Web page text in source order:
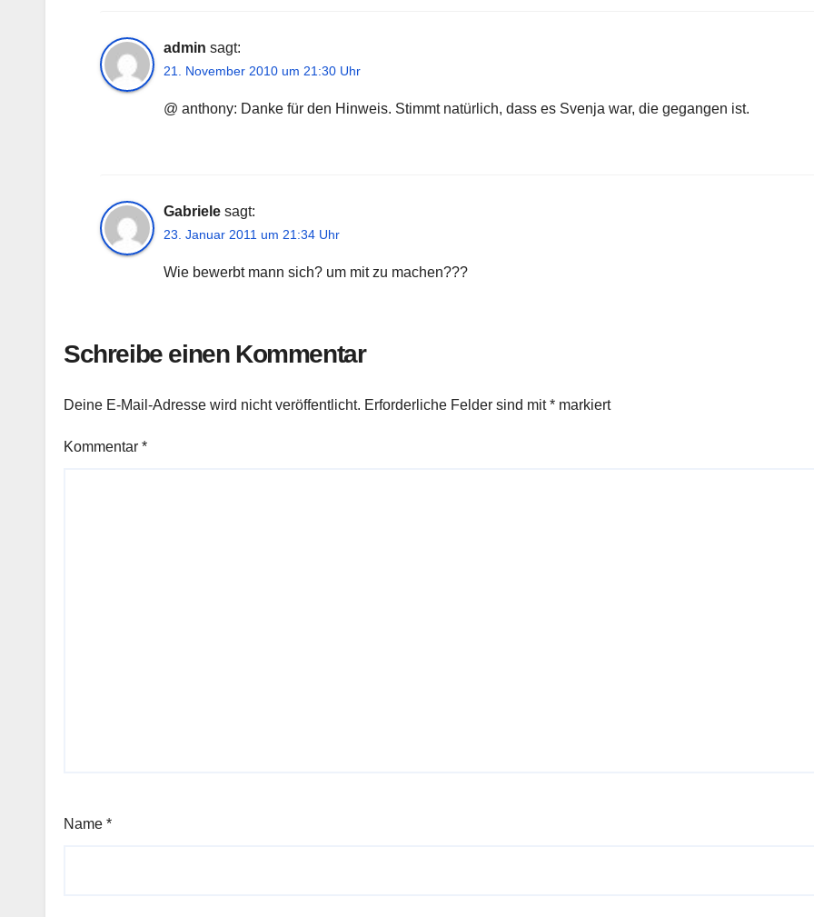
admin sagt:
21. November 2010 um 21:30 Uhr
@ anthony: Danke für den Hinweis. Stimmt natürlich, dass es Svenja war, die gegangen ist.
Gabriele sagt:
23. Januar 2011 um 21:34 Uhr
Wie bewerbt mann sich? um mit zu machen???
Schreibe einen Kommentar
Deine E-Mail-Adresse wird nicht veröffentlicht. Erforderliche Felder sind mit* markiert
Kommentar *
Name *